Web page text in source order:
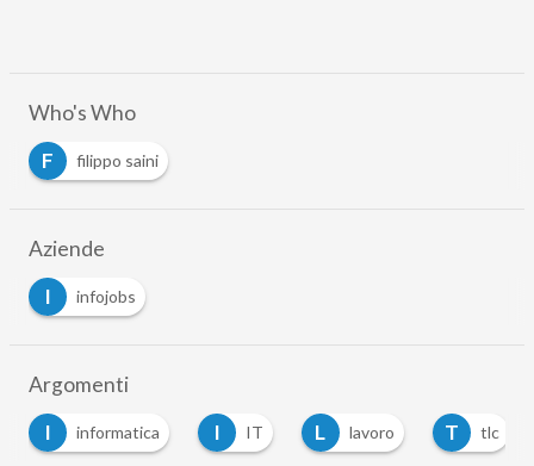
Who's Who
F
filippo saini
Aziende
I
infojobs
Argomenti
I
informatica I IT L lavoro T tlc